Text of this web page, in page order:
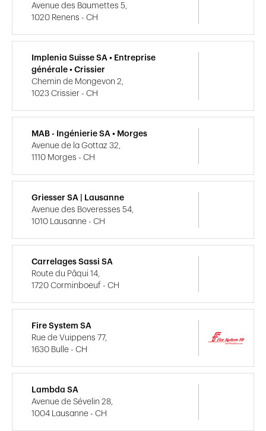
Avenue des Baumettes 5,
1020 Renens - CH
Implenia Suisse SA • Entreprise
générale • Crissier
Chemin de Mongevon 2,
1023 Crissier - CH
MAB - Ingénierie SA • Morges
Avenue de la Gottaz 32,
1110 Morges - CH
Griesser SA | Lausanne
Avenue des Boveresses 54,
1010 Lausanne - CH
Carrelages Sassi SA
Route du Pâqui 14,
1720 Corminboeuf - CH
Fire System SA
Rue de Vuippens 77,
1630 Bulle - CH
Lambda SA
Avenue de Sévelin 28,
1004 Lausanne - CH